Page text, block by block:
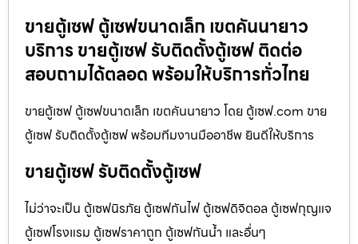
ขายตู้เซฟ ตู้เซฟขนาดเล็ก เขตคันนายาว
บริการ ขายตู้เซฟ รับติดตั้งตู้เซฟ ติดต่อ
สอบถามได้ตลอด พร้อมให้บริการทั่วไทย
ขายตู้เซฟ ตู้เซฟขนาดเล็ก เขตคันนายาว โดย ตู้เซฟ.com ขาย
ตู้เซฟ รับติดตั้งตู้เซฟ พร้อมทีมงานมืออาชีพ ยินดีให้บริการ
ขายตู้เซฟ รับติดตั้งตู้เซฟ
ไม่ว่าจะเป็น ตู้เซฟนิรภัย ตู้เซฟกันไฟ ตู้เซฟดิจิตอล ตู้เซฟกุญแจ
ตู้เซฟโรงแรม ตู้เซฟราคาถูก ตู้เซฟกันน้ำ และอื่นๆ